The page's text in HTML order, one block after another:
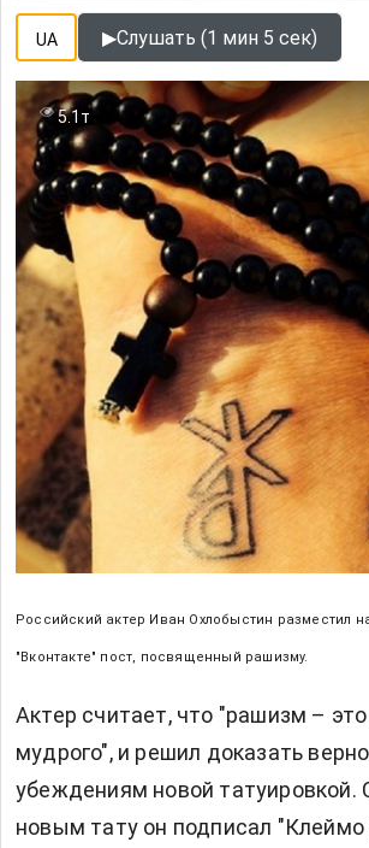
UA ▶Слушать (1 мин 5 сек)
5.1т
Российский актер Иван Охлобыстин разместил
"Вконтакте" пост, посвященный рашизму.
Актер считает, что "рашизм –
мудрого", и решил доказать
убеждениям новой татуировкой.
новым тату он подписал "Клеймо